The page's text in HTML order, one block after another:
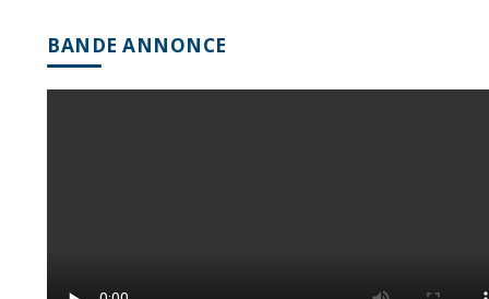
BANDE ANNONCE